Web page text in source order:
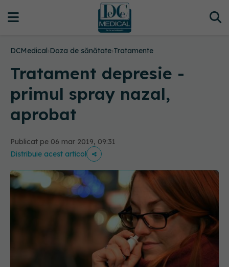
DCMedical›Doza de sănătate›Tratamente
Tratament depresie -
primul spray nazal,
aprobat
Publicat pe 06 mar 2019, 09:31
Distribuie acest articol